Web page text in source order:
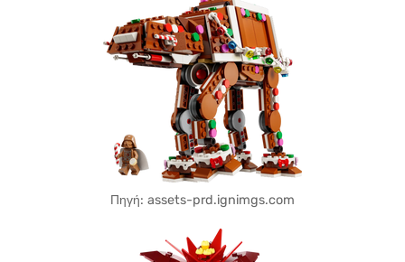
Πηγή: assets-prd.ignimgs.com